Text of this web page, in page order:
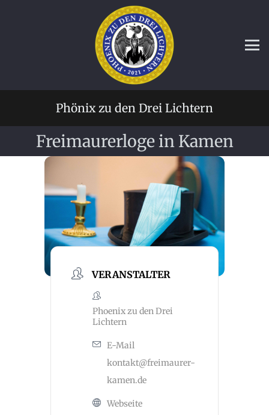
Phönix zu den Drei Lichtern
Freimaurerloge in Kamen
VERANSTALTER
Phoenix zu den Drei
Lichtern
E-Mail
kontakt@freimaurer-
kamen.de
Webseite